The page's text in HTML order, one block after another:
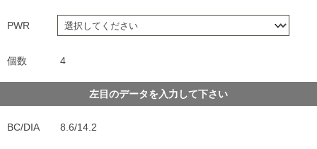
PWR
個数 4
左目のデータを入力して下さい
BC/DIA 8.6/14.2